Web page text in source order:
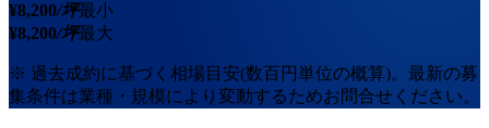
¥8,200/坪最小
¥8,200/坪最大
※ 過去成約に基づく相場目安(数百円単位の概算)。最新の募
集条件は業種・規模により変動するためお問合せください。